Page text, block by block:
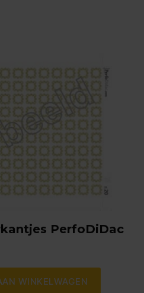
PerfoDiDac
WINKELWAGEN